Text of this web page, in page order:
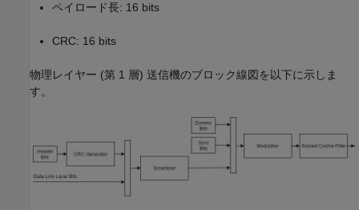
ペイロード長: 16 bits
CRC: 16 bits
物理レイヤー (第 1 層) 送信機のブロック線図を以下に示しま
す。